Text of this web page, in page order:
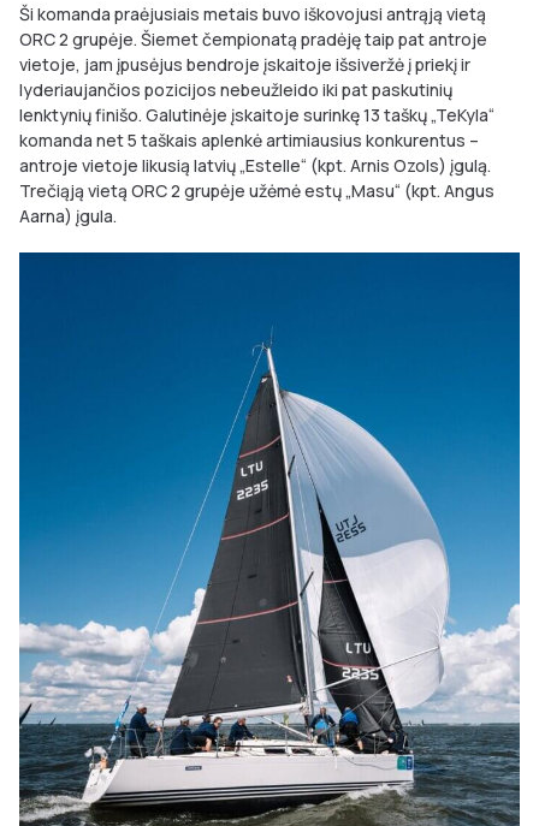
Ši komanda praėjusiais metais buvo iškovojusi antrąją vietą
ORC 2 grupėje. Šiemet čempionatą pradėję taip pat antroje
vietoje, jam įpusėjus bendroje įskaitoje išsiveržė į priekį ir
lyderiaujančios pozicijos nebeužleido iki pat paskutinių
lenktynių finišo. Galutinėje įskaitoje surinkę 13 taškų „TeKyla“
komanda net 5 taškais aplenkė artimiausius konkurentus –
antroje vietoje likusią latvių „Estelle“ (kpt. Arnis Ozols) įgulą.
Trečiąją vietą ORC 2 grupėje užėmė estų „Masu“ (kpt. Angus
Aarna) įgula.